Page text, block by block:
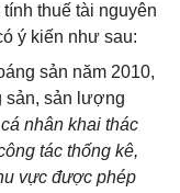
thuế tài nguyên
ý kiến như sau:
sản năm 2010,
sản, sản lượng
nhân khai thác
tác thống kê,
vực được phép